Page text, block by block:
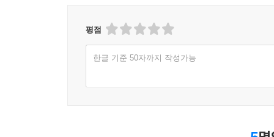
평점
한글 기준 50자까지 작성가능